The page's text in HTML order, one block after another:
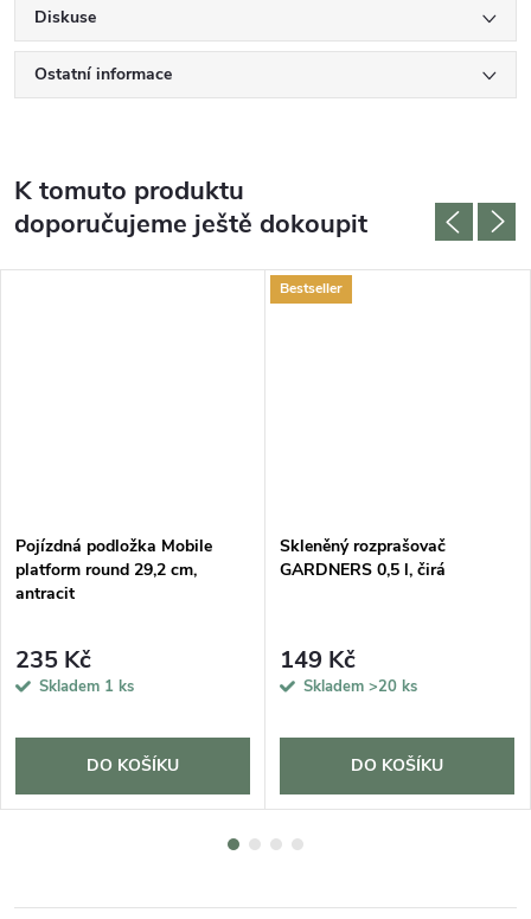
Diskuse
Ostatní informace
K tomuto produktu
doporučujeme ještě dokoupit
Pojízdná podložka Mobile
platform round 29,2 cm,
antracit
235 Kč
Skladem 1 ks
DO KOŠÍKU
Bestseller
Skleněný rozprašovač
GARDNERS 0,5 l, čirá
149 Kč
Skladem >20 ks
DO KOŠÍKU